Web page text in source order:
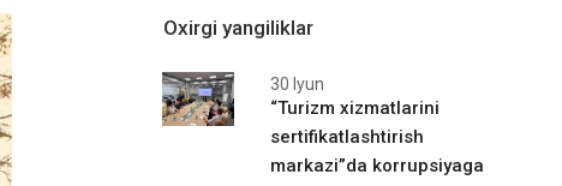
Oxirgi yangiliklar
30 Iyun
“Turizm xizmatlarini
sertifikatlashtirish
markazi”da korrupsiyaga